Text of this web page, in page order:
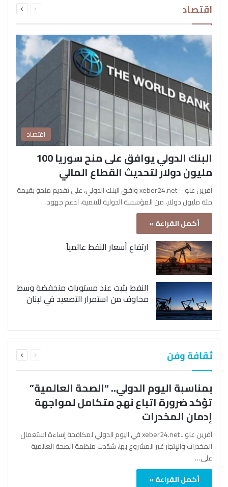
اقتصاد الصفحةالصفحة
اقتصاد
البنك الدولي يوافق على منح سوريا 100
مليون دولار لتحديث القطاع المالي
آفرين علو – xeber24.net وافق البنك الدولي، على تقديم منحةٍ بقيمة
مئة مليون دولار، من المؤسسة الدولية للتنمية، لدعم جهود…
أكمل القراءة »
ارتفاع أسعار النفط عالمياً
النفط يثبت عند مستويات منخفضة وسط
مخاوف من استمرار التصعيد في لبنان
ثقافة وفن الصفحةالصفحة
بمناسبة اليوم الدولي.. “الصحة العالمية”
تؤكد ضرورة اتباع نهج متكامل لمواجهة
إدمان المخدرات
آفرين علو ـ xeber24.net في اليوم الدولي لمكافحة إساءة استعمال
المخدرات والإتجار غير المشروع بها، شدّدت منظمة الصحة العالمية
على…
أكمل القراءة »